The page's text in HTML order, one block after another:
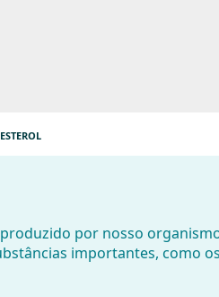
por nosso
importantes, como